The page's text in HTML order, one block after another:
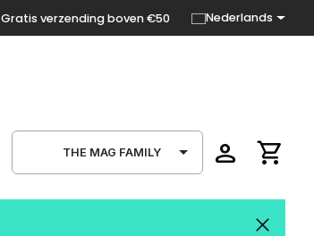
Gratis verzending boven €50 Nederlands
THE MAG FAMILY person shopping_cart